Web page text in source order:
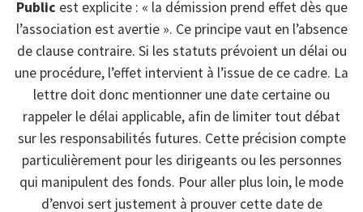
Public est explicite : « la démission prend effet dès que
l’association est avertie ». Ce principe vaut en l’absence
de clause contraire. Si les statuts prévoient un délai ou
une procédure, l’effet intervient à l’issue de ce cadre. La
lettre doit donc mentionner une date certaine ou
rappeler le délai applicable, afin de limiter tout débat
sur les responsabilités futures. Cette précision compte
particulièrement pour les dirigeants ou les personnes
qui manipulent des fonds. Pour aller plus loin, le mode
d’envoi sert justement à prouver cette date de